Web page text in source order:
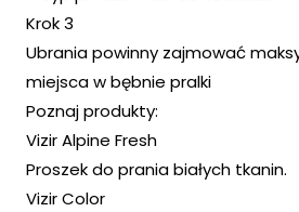
Krok 3
Ubrania powinny zajmować
miejsca w bębnie pralki
Poznaj produkty:
Vizir Alpine Fresh
Proszek do prania białych tkanin.
Vizir Color